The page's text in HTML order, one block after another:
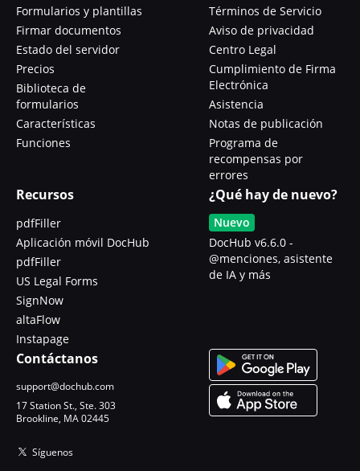
Formularios y plantillas
Firmar documentos
Estado del servidor
Precios
Biblioteca de
formularios
Características
Funciones
Términos de Servicio
Aviso de privacidad
Centro Legal
Cumplimiento de Firma
Electrónica
Asistencia
Notas de publicación
Programa de
recompensas por
errores
Recursos
pdfFiller
Aplicación móvil DocHub
pdfFiller
US Legal Forms
SignNow
altaFlow
Instapage
¿Qué hay de nuevo?
Nuevo
DocHub v6.6.0 -
@menciones, asistente
de IA y más
Contáctanos
support@dochub.com
17 Station St., Ste. 303
Brookline, MA 02445
Síguenos